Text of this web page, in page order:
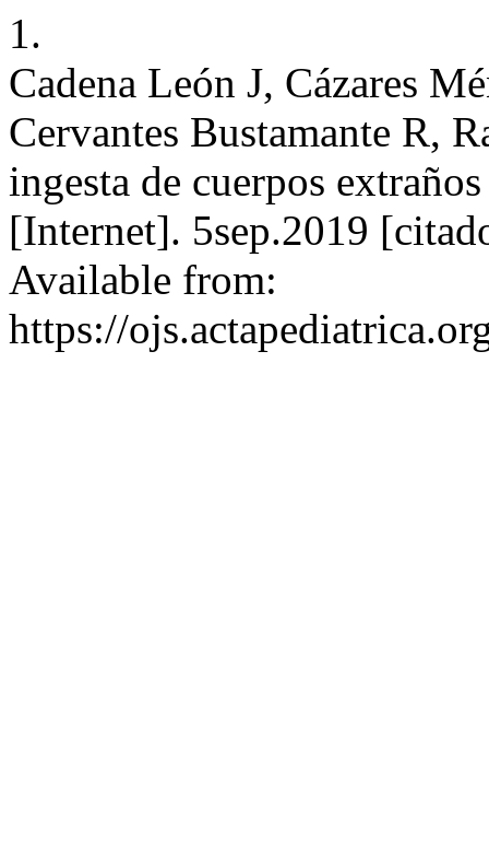
1.
Cadena León J, Cázares
Cervantes Bustamante R,
ingesta de cuerpos
[Internet]. 5sep.2019
Available from:
https://